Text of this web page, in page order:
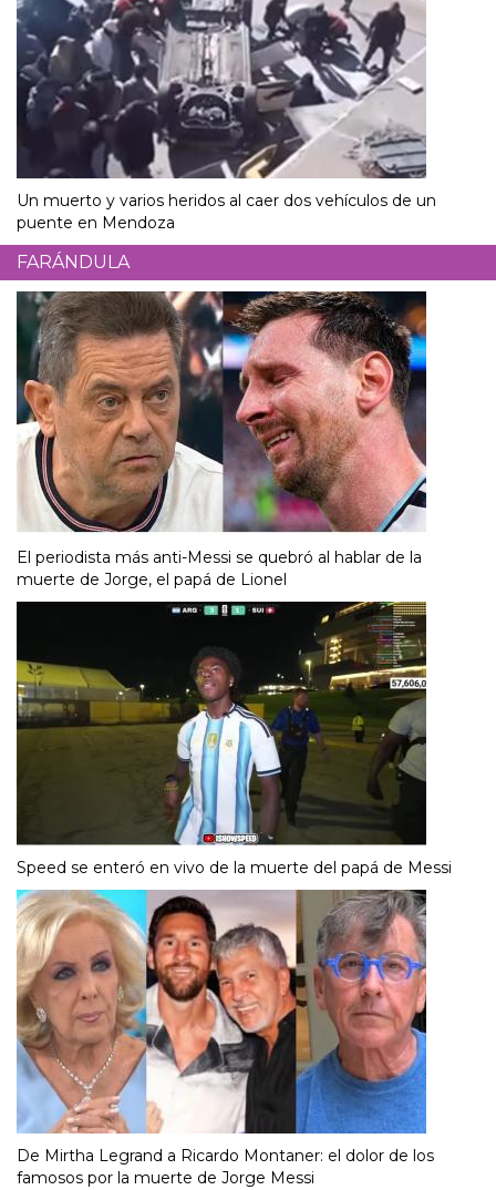
Un muerto y varios heridos al caer dos vehículos de un
puente en Mendoza
FARÁNDULA
El periodista más anti-Messi se quebró al hablar de la
muerte de Jorge, el papá de Lionel
Speed se enteró en vivo de la muerte del papá de Messi
De Mirtha Legrand a Ricardo Montaner: el dolor de los
famosos por la muerte de Jorge Messi